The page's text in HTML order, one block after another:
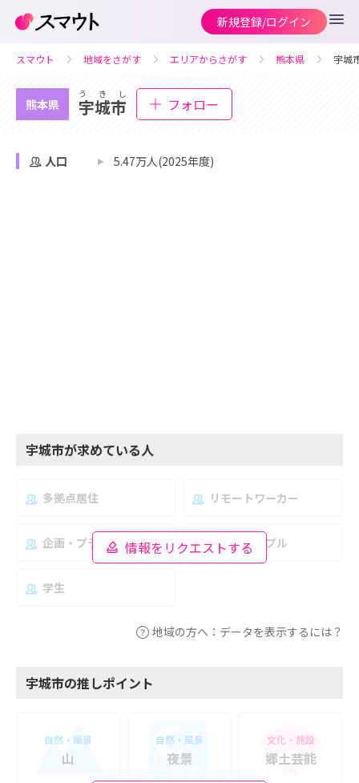
新規登録/ログイン
スマウト 地域をさがす エリアからさがす 熊本県 宇城
熊本県
うきし
宇城市 フォロー
人口 5.47万人(2025年度)
宇城市が求めている人
情報をリクエストする
多拠点居住 リモートワーカー
企画・プランナー 夫婦・カップル
学生
地域の方へ：データを表示するには？
宇城市の推しポイント
自然・風景
山
自然・風景
夜景
文化・施設
郷土芸能